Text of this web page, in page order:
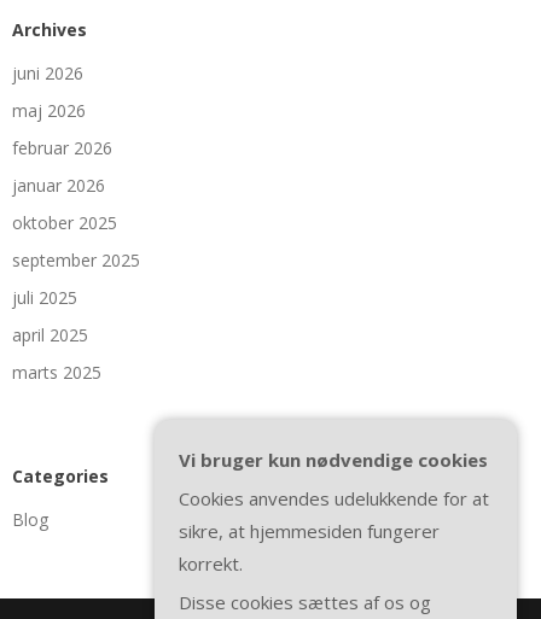
Archives
juni 2026
maj 2026
februar 2026
januar 2026
oktober 2025
september 2025
juli 2025
april 2025
marts 2025
Categories
Blog
Vi bruger kun nødvendige cookies
Cookies anvendes udelukkende for at
sikre, at hjemmesiden fungerer
korrekt.
Disse cookies sættes af os og